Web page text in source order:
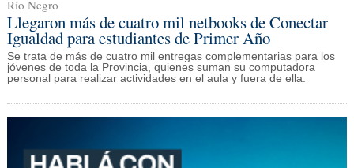
Río Negro
Llegaron más de cuatro mil netbooks de Conectar
Igualdad para estudiantes de Primer Año
Se trata de más de cuatro mil entregas complementarias para los
jóvenes de toda la Provincia, quienes suman su computadora
personal para realizar actividades en el aula y fuera de ella.